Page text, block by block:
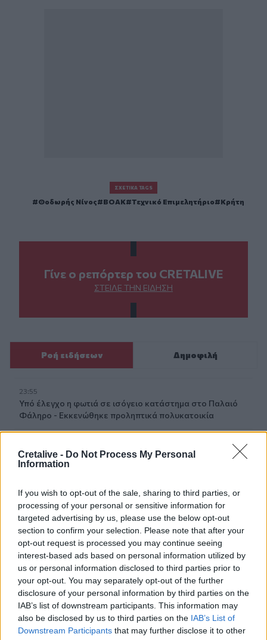
Cretalive - Do Not Process My Personal
Information
If you wish to opt-out of the sale, sharing to third parties, or
processing of your personal or sensitive information for
targeted advertising by us, please use the below opt-out
section to confirm your selection. Please note that after your
opt-out request is processed you may continue seeing
interest-based ads based on personal information utilized by
us or personal information disclosed to third parties prior to
your opt-out. You may separately opt-out of the further
disclosure of your personal information by third parties on the
IAB’s list of downstream participants. This information may
also be disclosed by us to third parties on the IAB’s List of
Downstream Participants that may further disclose it to other
ΣΧΕΤΙΚΆ TAGS
Θοδωρής Νίνος ΒΟΑΚ Τεχνικό Επιμελητήριο Κρήτη
Γίνε ο ρεπόρτερ του CRETALIVE
ΣΤΕΊΛΕ ΤΗΝ ΕΊΔΗΣΗ
Ροή ειδήσεων Δημοφιλή
23:55
Υπό έλεγχο η φωτιά σε ισόγειο κατάστημα στο Παλαιό
Φάληρο - Εκκενώθηκε προληπτικά πολυκατοικία
Ενές Καντέρ: Ο Τούρκος πρώην σέντερ δηλώνει
υποψήφιος να παίξει στο... WNBA
23:31
Στενά του Ορμούζ: Οι ΗΠΑ «βλέπουν» σύντομα
συμφωνία - «Υπάρχει πρόοδος μεταξύ Ιράν και Ομάν»
23:27
Σοκαριστικά στοιχεία άφησε πίσω της η μέγα-πυρκαγιά
στην Αττικοβοιωτία
23:23
Φυλάκιση 15 μηνών στη Βρετανίδα που μέθυσε με την
15χρονη κόρη της και προκάλεσε επεισόδιο στο Κέντρο
Υγείας Σκιάθου